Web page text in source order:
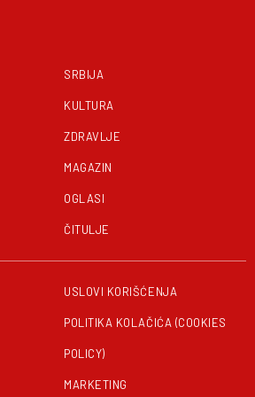
SRBIJA
KULTURA
ZDRAVLJE
MAGAZIN
OGLASI
ČITULJE
USLOVI KORIŠĆENJA
POLITIKA KOLAČIĆA (COOKIES
POLICY)
MARKETING